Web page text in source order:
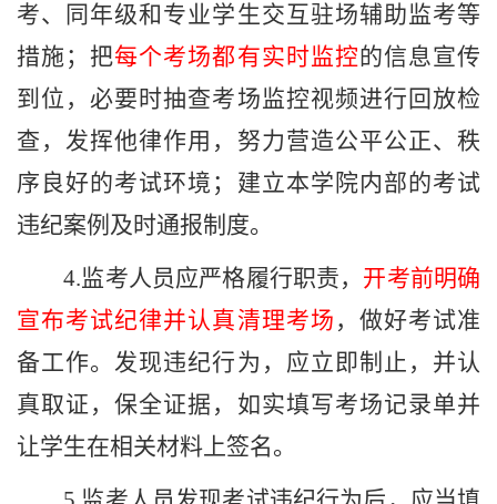
考、
同年级和专业学生交互驻场辅助监考等
措施；把每个考场都有实时监控的信息宣传
到位，必要时抽查考场监控视频进行回放检
查，发挥他律作用，努力营造公平公正、秩
序良好的考试环境；建立本学院内部的考试
违纪案例及时通报制度。
4.监考人员应严格履行职责， 开考前明确
宣布考试纪律并认真清理考场 ，做好考试准
备工作。发现违纪行为，应立即制止，并认
真取证，保全证据，如实填写考场记录单并
让学生在相关材料上签名。